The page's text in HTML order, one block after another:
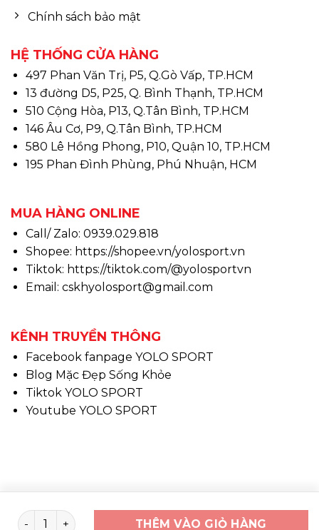
Chính sách bảo mật
HỆ THỐNG CỬA HÀNG
497 Phan Văn Trị, P5, Q.Gò Vấp, TP.HCM
13 đường D5, P25, Q. Bình Thạnh, TP.HCM
510 Cộng Hòa, P13, Q.Tân Bình, TP.HCM
146 Âu Cơ, P9, Q.Tân Bình, TP.HCM
580 Lê Hồng Phong, P10, Quận 10, TP.HCM
195 Phan Đình Phùng, Phú Nhuận, HCM
MUA HÀNG ONLINE
Call/ Zalo: 0939.029.818
Shopee: https://shopee.vn/yolosport.vn
Tiktok: https://tiktok.com/@yolosportvn
Email: cskhyolosport@gmail.com
KÊNH TRUYỀN THÔNG
Facebook fanpage YOLO SPORT
Blog Mặc Đẹp Sống Khỏe
Tiktok YOLO SPORT
Youtube YOLO SPORT
Copyright 2026 ©www.yolosport.vn - Design & SEO
Áo running YOLO ACTIVE Gradient số lượng
THÊM VÀO GIỎ HÀNG